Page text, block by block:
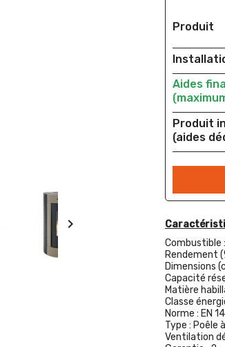

Produit
Aides
Produit
(aides
Combustible :
Rendement
Dimensions
Capacité
Matière
Classe
Norme : EN
Type : Poêle
Ventilation